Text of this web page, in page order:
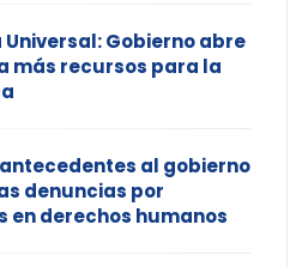
Universal: Gobierno abre
más recursos para la
antecedentes al gobierno
denuncias por
en derechos humanos